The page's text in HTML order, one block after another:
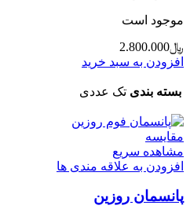
موجود است
﷼2.800.000
افزودن به سبد خرید
بسته بندی تک عددی
مقایسه
مشاهده سریع
افزودن به علاقه مندی ها
پانسمان روزین